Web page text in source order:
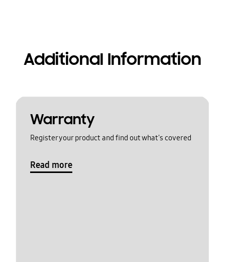
Additional Information
Warranty
Register your product and find out what's covered
Read more